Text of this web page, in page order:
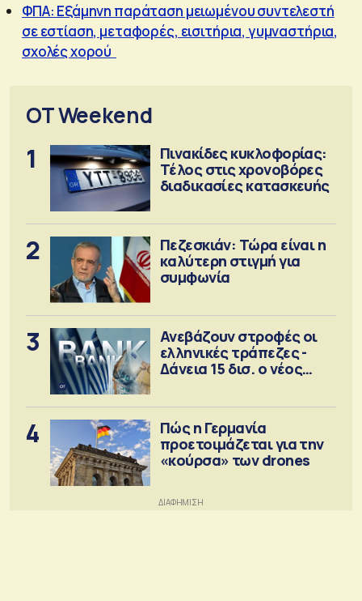
ΦΠΑ: Εξάμηνη παράταση μειωμένου συντελεστή
σε εστίαση, μεταφορές, εισιτήρια, γυμναστήρια,
σχολές χορού
OT Weekend
1
Πινακίδες κυκλοφορίας:
Τέλος στις χρονοβόρες
διαδικασίες κατασκευής
2
Πεζεσκιάν: Τώρα είναι η
καλύτερη στιγμή για
συμφωνία
3
Ανεβάζουν στροφές οι
ελληνικές τράπεζες -
Δάνεια 15 δισ. ο νέος
4
Πώς η Γερμανία
προετοιμάζεται για την
«κούρσα» των drones